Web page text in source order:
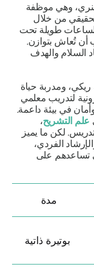
ماريلين هنري، وهي موظفة
من خلال
طويلة تحت
أن تُعاش بتوازن.
السلام والهدف
ومدربة حياة
لتدريب معلمي
في بيئة داعمة.
علم التشريح،
لكن ما يميز
الفردي،
تساعدهم على
مدة
بوتيرة ذاتية